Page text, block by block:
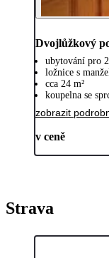
Dvojlůžkový
ubytování pro
ložnice s
cca 24 m²
koupelna se
zobrazit
v ceně
Strava